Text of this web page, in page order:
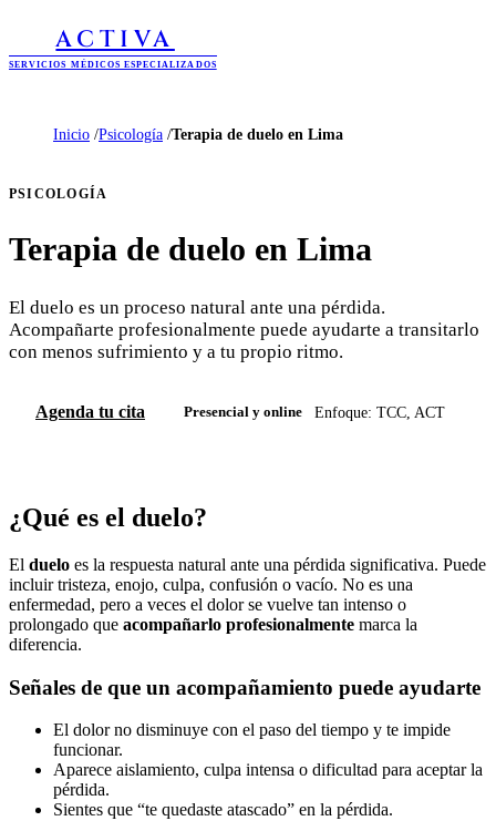
ACTIVA
SERVICIOS MÉDICOS ESPECIALIZADOS
Inicio /Psicología /Terapia de duelo en Lima
PSICOLOGÍA
Terapia de duelo en Lima
El duelo es un proceso natural ante una pérdida.
Acompañarte profesionalmente puede ayudarte a transitarlo
con menos sufrimiento y a tu propio ritmo.
Agenda tu cita Presencial y online Enfoque: TCC, ACT
¿Qué es el duelo?
El duelo es la respuesta natural ante una pérdida significativa. Puede
incluir tristeza, enojo, culpa, confusión o vacío. No es una
enfermedad, pero a veces el dolor se vuelve tan intenso o
prolongado que acompañarlo profesionalmente marca la
diferencia.
Señales de que un acompañamiento puede ayudarte
El dolor no disminuye con el paso del tiempo y te impide
funcionar.
Aparece aislamiento, culpa intensa o dificultad para aceptar la
pérdida.
Sientes que “te quedaste atascado” en la pérdida.